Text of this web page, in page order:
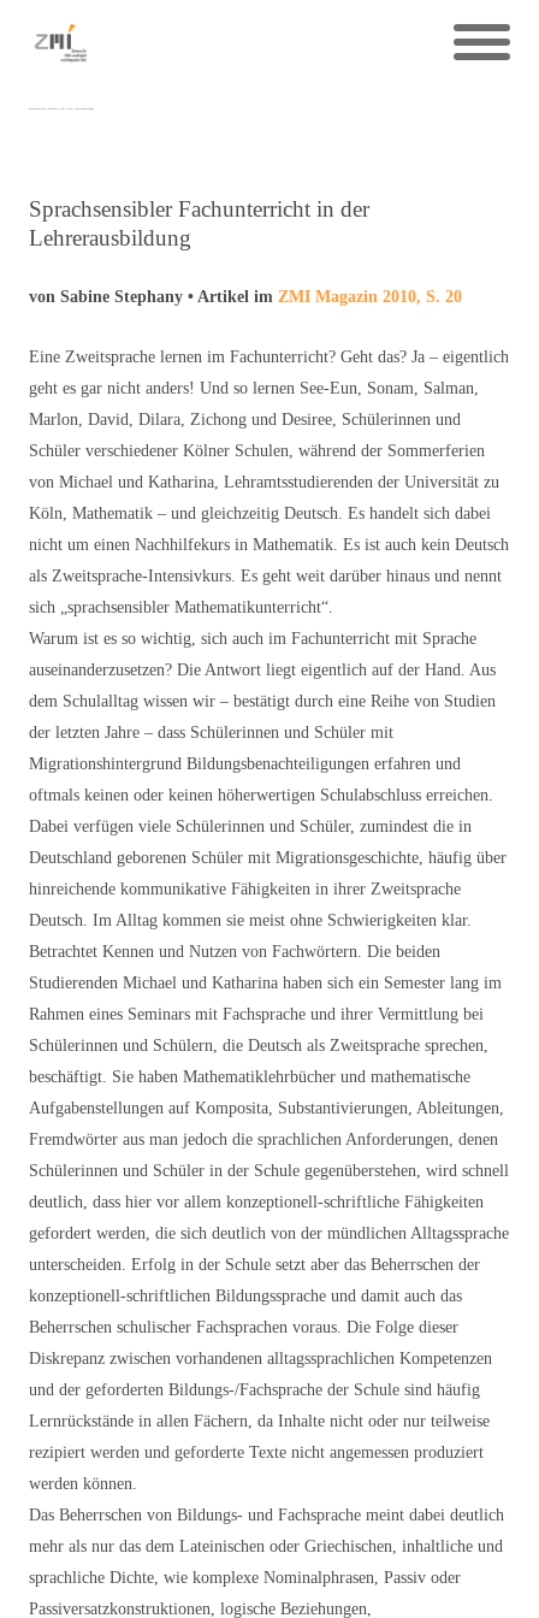
Sprachsensibler Fachunterricht in der
Lehrerausbildung
von Sabine Stephany • Artikel im ZMI Magazin 2010, S. 20
Eine Zweitsprache lernen im Fachunterricht? Geht das? Ja – eigentlich
geht es gar nicht anders! Und so lernen See-Eun, Sonam, Salman,
Marlon, David, Dilara, Zichong und Desiree, Schülerinnen und
Schüler verschiedener Kölner Schulen, während der Sommerferien
von Michael und Katharina, Lehramtsstudierenden der Universität zu
Köln, Mathematik – und gleichzeitig Deutsch. Es handelt sich dabei
nicht um einen Nachhilfekurs in Mathematik. Es ist auch kein Deutsch
als Zweitsprache-Intensivkurs. Es geht weit darüber hinaus und nennt
sich „sprachsensibler Mathematikunterricht“.
Warum ist es so wichtig, sich auch im Fachunterricht mit Sprache
auseinanderzusetzen? Die Antwort liegt eigentlich auf der Hand. Aus
dem Schulalltag wissen wir – bestätigt durch eine Reihe von Studien
der letzten Jahre – dass Schülerinnen und Schüler mit
Migrationshintergrund Bildungsbenachteiligungen erfahren und
oftmals keinen oder keinen höherwertigen Schulabschluss erreichen.
Dabei verfügen viele Schülerinnen und Schüler, zumindest die in
Deutschland geborenen Schüler mit Migrationsgeschichte, häufig über
hinreichende kommunikative Fähigkeiten in ihrer Zweitsprache
Deutsch. Im Alltag kommen sie meist ohne Schwierigkeiten klar.
Betrachtet Kennen und Nutzen von Fachwörtern. Die beiden
Studierenden Michael und Katharina haben sich ein Semester lang im
Rahmen eines Seminars mit Fachsprache und ihrer Vermittlung bei
Schülerinnen und Schülern, die Deutsch als Zweitsprache sprechen,
beschäftigt. Sie haben Mathematiklehrbücher und mathematische
Aufgabenstellungen auf Komposita, Substantivierungen, Ableitungen,
Fremdwörter aus man jedoch die sprachlichen Anforderungen, denen
Schülerinnen und Schüler in der Schule gegenüberstehen, wird schnell
deutlich, dass hier vor allem konzeptionell-schriftliche Fähigkeiten
gefordert werden, die sich deutlich von der mündlichen Alltagssprache
unterscheiden. Erfolg in der Schule setzt aber das Beherrschen der
konzeptionell-schriftlichen Bildungssprache und damit auch das
Beherrschen schulischer Fachsprachen voraus. Die Folge dieser
Diskrepanz zwischen vorhandenen alltagssprachlichen Kompetenzen
und der geforderten Bildungs-/Fachsprache der Schule sind häufig
Lernrückstände in allen Fächern, da Inhalte nicht oder nur teilweise
rezipiert werden und geforderte Texte nicht angemessen produziert
werden können.
Das Beherrschen von Bildungs- und Fachsprache meint dabei deutlich
mehr als nur das dem Lateinischen oder Griechischen, inhaltliche und
sprachliche Dichte, wie komplexe Nominalphrasen, Passiv oder
Passiversatzkonstruktionen, logische Beziehungen,